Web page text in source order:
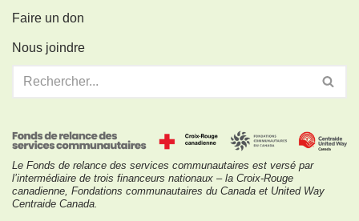
Faire un don
Nous joindre
Le Fonds de relance des services communautaires est versé par
l’intermédiaire de trois financeurs nationaux – la Croix-Rouge
canadienne, Fondations communautaires du Canada et United Way
Centraide Canada.